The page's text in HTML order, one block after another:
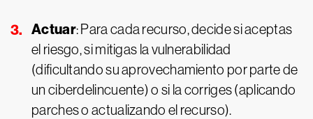
Actuar: Para cada recurso, decide si aceptas
el riesgo, si mitigas la vulnerabilidad
(dificultando su aprovechamiento por parte de
un ciberdelincuente) o si la corriges (aplicando
parches o actualizando el recurso).